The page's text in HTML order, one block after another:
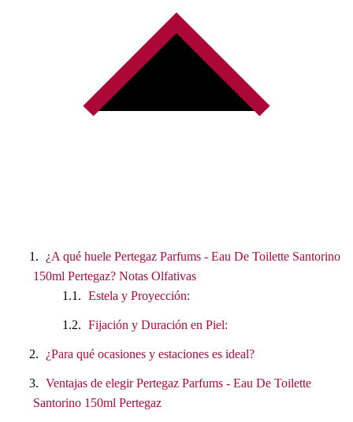
¿A qué huele Pertegaz Parfums - Eau De Toilette Santorino
150ml Pertegaz? Notas Olfativas
Estela y Proyección:
Fijación y Duración en Piel:
¿Para qué ocasiones y estaciones es ideal?
Ventajas de elegir Pertegaz Parfums - Eau De Toilette
Santorino 150ml Pertegaz